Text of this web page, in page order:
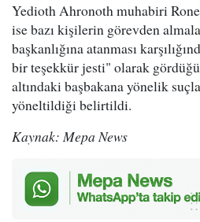
Yedioth Ahronoth muhabiri
ise bazı kişilerin görevden
başkanlığına atanması
bir teşekkür jesti" olarak gördüğü
altındaki başbakana yönelik
yöneltildiği belirtildi.
Kaynak: Mepa News